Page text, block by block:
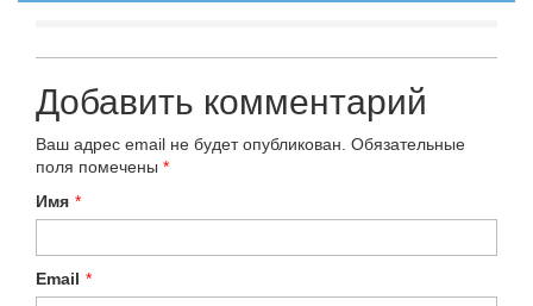
Добавить комментарий
Ваш адрес email не будет опубликован. Обязательные
поля помечены *
Имя *
Email *